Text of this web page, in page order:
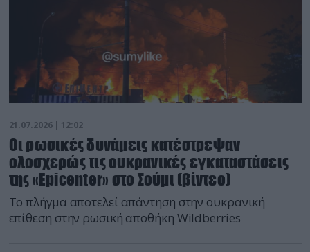
21.07.2026 | 12:02
Οι ρωσικές δυνάμεις κατέστρεψαν
ολοσχερώς τις ουκρανικές εγκαταστάσεις
της «Epicenter» στο Σούμι (βίντεο)
Το πλήγμα αποτελεί απάντηση στην ουκρανική
επίθεση στην ρωσική αποθήκη Wildberries